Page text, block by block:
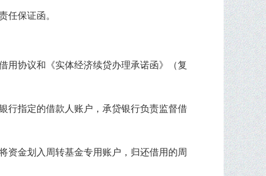
任保证函。
用协议和《实体经济续贷办理承诺函》（复
行指定的借款人账户，承贷银行负责监督借
资金划入周转基金专用账户，归还借用的周